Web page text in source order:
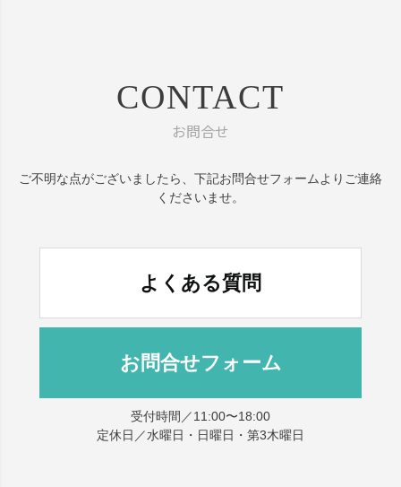
CONTACT
お問合せ
ご不明な点がございましたら、 下記お問合せフォームよりご連絡
くださいませ。
よくある質問
お問合せフォーム
受付時間／11:00〜18:00
定休日／水曜日・日曜日・第3木曜日